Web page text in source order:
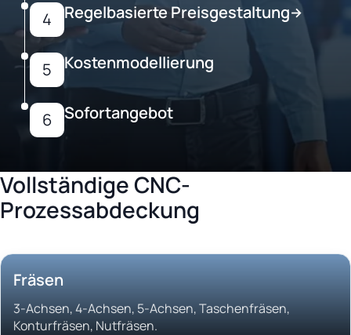
4 Regelbasierte Preisgestaltung→
5 Kostenmodellierung
6 Sofortangebot
Vollständige CNC-
Prozessabdeckung
Fräsen
3-Achsen, 4-Achsen, 5-Achsen, Taschenfräsen,
Konturfräsen, Nutfräsen.